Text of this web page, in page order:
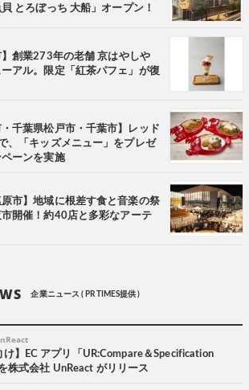
とろぼっち 大船」オープン！
】創業273年の老舗 京はやしや
アル。限定「紅茶パフェ」が復
・千葉県松戸市・千葉市】レッド
、「キッズメニュー」をプレゼ
ーンを実施
原市】地域に根差す食と音楽の祭
開催！約40店と多彩なアーテ
企業ニュース ( PR TIMES提供 )
け】EC アプリ「UR:Compare＆Specification
株式会社 UnReact がリリース